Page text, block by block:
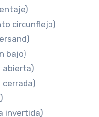
circunflejo)
bajo)
abierta)
cerrada)
invertida)